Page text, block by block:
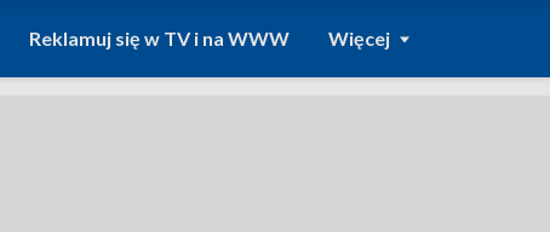
Reklamuj się w TV i na WWW Więcej